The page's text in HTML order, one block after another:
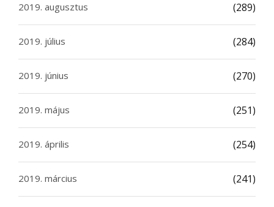
2019. augusztus (289)
2019. július (284)
2019. június (270)
2019. május (251)
2019. április (254)
2019. március (241)